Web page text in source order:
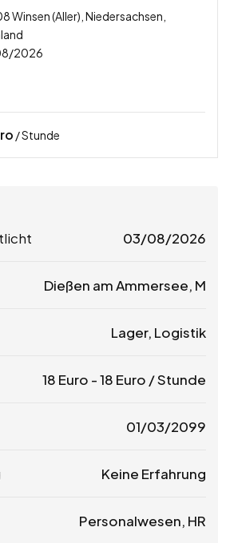
Winsen (Aller), Niedersachsen,
2026
/ Stunde
03/08/2026
Dießen am Ammersee, M
Lager, Logistik
18 Euro -18 Euro / Stunde
01/03/2099
Keine Erfahrung
Personalwesen, HR